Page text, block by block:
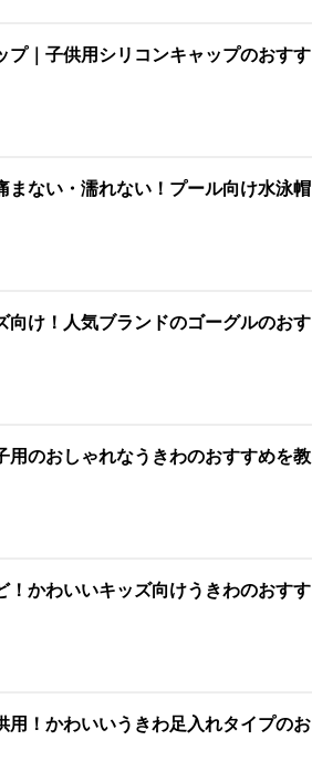
プ｜子供用シリコンキャップのおすす
まない・濡れない！プール向け水泳帽
向け！人気ブランドのゴーグルのおす
用のおしゃれなうきわのおすすめを教
！かわいいキッズ向けうきわのおすす
用！かわいいうきわ足入れタイプのお